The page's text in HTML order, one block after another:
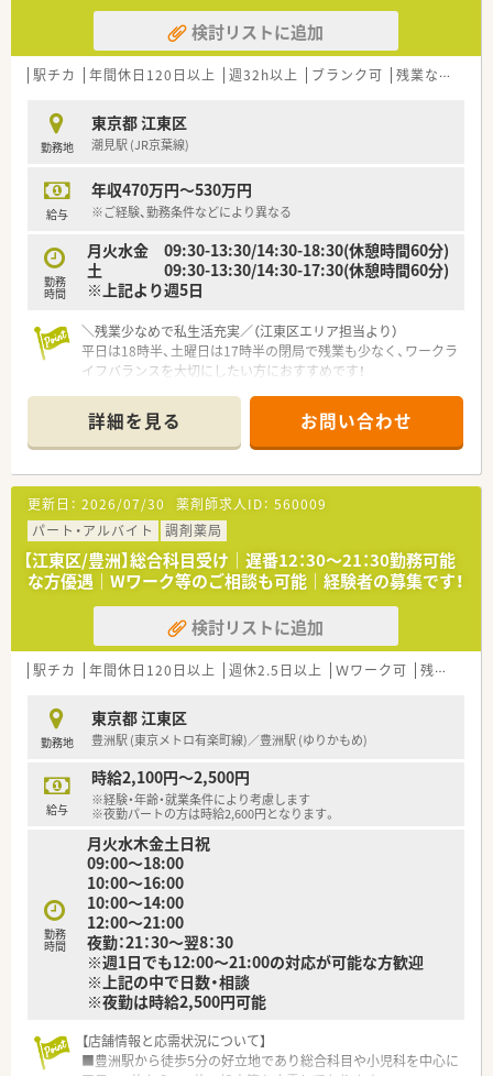
や夏期・冬期休暇などプライベートを大切にできます。
■残業時間は月平均3.8時間と非常に少なく、残業代も15分単位
で支給されるため、メリハリのある働き方が可能です。
■一人一台のiPad貸与や全店監査システムの導入により、業務の
効率化と残業時間の圧縮を積極的に進めています。
■薬剤師の2倍程度の店舗スタッフを配置しており、薬剤師が本
■社員を大切にする風土が根付いており、経営陣の多くが薬剤師
であるため現場の意見が届きやすく風通しの良い職場です。
検討リストに追加
駅チカ 年間休日120日以上 週32h以上 ブランク可 残業なし(ほぼなし含む)
勤務地
東京都 江東区
潮見駅 (JR京葉線)
給与
年収470万円～530万円
※ご経験、勤務条件などにより異なる
勤務
時間
月火水金 09:30-13:30/14:30-18:30(休憩時間60分)
土 09:30-13:30/14:30-17:30(休憩時間60分)
※上記より週5日
＼残業少なめで私生活充実／（江東区エリア担当より）
平日は18時半、土曜日は17時半の閉局で残業も少なく、ワークラ
イフバランスを大切にしたい方におすすめです！
【店舗情報と応需状況について】
■JR京葉線の潮見駅から徒歩3分という駅チカの好立地で、毎日
の通勤が非常に便利です。
■主に近隣の内科クリニックからの処方箋を応需しており、1日
の枚数は30枚程度と穏やかです。
■薬剤師は常勤2名とパート1名の3名体制で、ゆとりを持って業
務に取り組むことができます。
【法人特徴について】
■関東と宮城に5店舗を展開する、地域密actな医療を大切にす
る個人薬局です。
■代表取締役自身も現役の薬剤師であり、現場で働くスタッフと
同じ目線で運営されています。
作りを心掛けています。
【勤務実態について】
■処方箋枚数が落ち着いているため残業は少ない環境です。
■一人あたりの担当枚数に余裕があるため、焦ることなく自分の
ペースで仕事ができます。
■平日は18時半、土曜は17時半に閉局するため、仕事後のプライ
ベートな時間も大切にできます。
【職場環境と雰囲気】
■社長ご自身がお優しいお人柄で、薬局全体もアットホームで穏
やかな雰囲気に包まれています。
■難しい業務や高いスキルは求められず、患者様への気配りを大
切にする風土があります。
■門前のクリニックと非常に良好な関係が築けており、安心して
業務に集中できる環境です。
詳細を見る お問い合わせ
更新日： 2026/07/30 薬剤師求人ID： 560009
パート・アルバイト
調剤薬局
【江東区/豊洲】総合科目受け｜遅番12：30～21：30勤務可能
な方優遇｜Wワーク等のご相談も可能｜経験者の募集です！
検討リストに追加
駅チカ 年間休日120日以上 週休2.5日以上 Ｗワーク可 残業なし(ほぼなし含む)
勤務地
東京都 江東区
豊洲駅 (東京メトロ有楽町線)／豊洲駅 (ゆりかもめ)
給与
時給2,100円～2,500円
※経験・年齢・就業条件により考慮します
※夜勤パートの方は時給2,600円となります。
勤務
時間
月火水木金土日祝
09:00～18:00
10:00～16:00
10:00～14:00
12:00～21:00
夜勤：21：30～翌8：30
※週1日でも12:00～21:00の対応が可能な方歓迎
※上記の中で日数・相談
※夜勤は時給2,500円可能
【店舗情報と応需状況について】
■豊洲駅から徒歩5分の好立地であり総合科目や小児科を中心に